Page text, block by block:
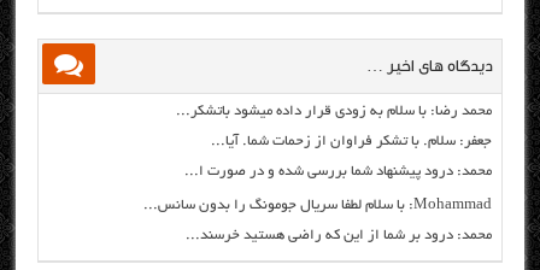
دیدگاه های اخیر …
محمد رضا: با سلام به زودی قرار داده میشود باتشکر...
جعفر: سلام. با تشکر فراوان از زحمات شما. آیا...
محمد: درود پیشنهاد شما بررسی شده و در صورت ا...
Mohammad: با سلام لطفا سریال جومونگ را بدون سانس...
محمد: درود بر شما از این که راضی هستید خرسند...